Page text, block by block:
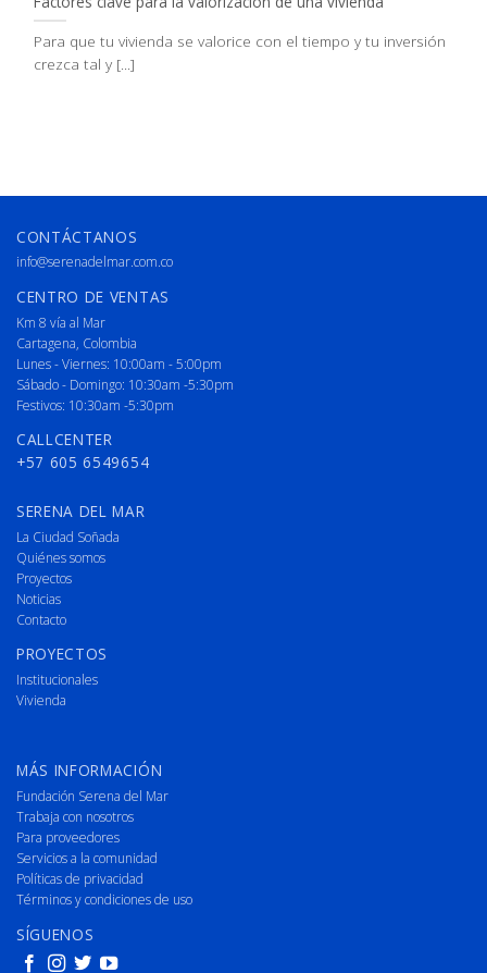
Para que tu vivienda se valorice con el tiempo y tu inversión
crezca tal y [...]
CONTÁCTANOS
info@serenadelmar.com.co
CENTRO DE VENTAS
Km 8 vía al Mar
Cartagena, Colombia
Lunes - Viernes: 10:00am - 5:00pm
Sábado - Domingo: 10:30am -5:30pm
Festivos: 10:30am -5:30pm
CALLCENTER
+57 605 6549654
SERENA DEL MAR
La Ciudad Soñada
Quiénes somos
Proyectos
Noticias
Contacto
PROYECTOS
Institucionales
Vivienda
MÁS INFORMACIÓN
Fundación Serena del Mar
Trabaja con nosotros
Para proveedores
Servicios a la comunidad
Políticas de privacidad
Términos y condiciones de uso
SÍGUENOS